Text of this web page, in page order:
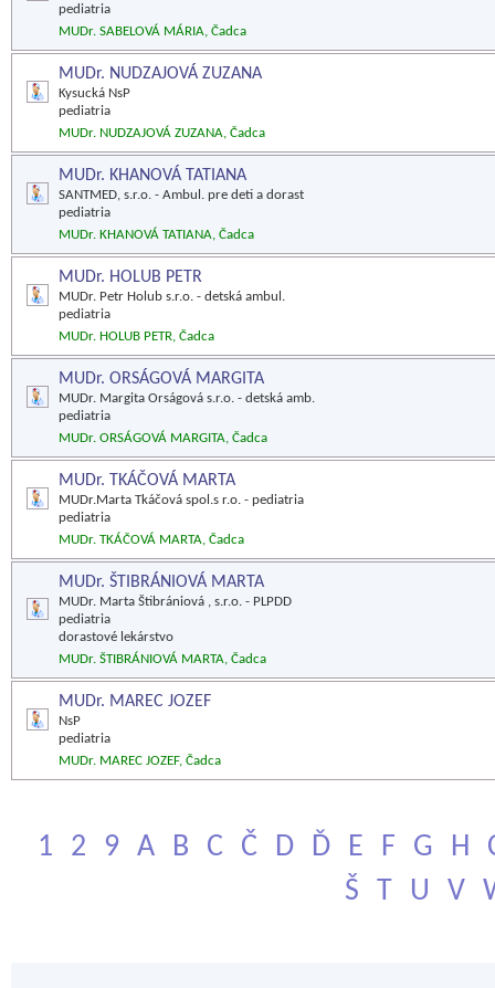
pediatria
MUDr. SABELOVÁ MÁRIA, Čadca
MUDr. NUDZAJOVÁ ZUZANA
Kysucká NsP
pediatria
MUDr. NUDZAJOVÁ ZUZANA, Čadca
MUDr. KHANOVÁ TATIANA
SANTMED, s.r.o. - Ambul. pre deti a dorast
pediatria
MUDr. KHANOVÁ TATIANA, Čadca
MUDr. HOLUB PETR
MUDr. Petr Holub s.r.o. - detská ambul.
pediatria
MUDr. HOLUB PETR, Čadca
MUDr. ORSÁGOVÁ MARGITA
MUDr. Margita Orságová s.r.o. - detská amb.
pediatria
MUDr. ORSÁGOVÁ MARGITA, Čadca
MUDr. TKÁČOVÁ MARTA
MUDr.Marta Tkáčová spol.s r.o. - pediatria
pediatria
MUDr. TKÁČOVÁ MARTA, Čadca
MUDr. ŠTIBRÁNIOVÁ MARTA
MUDr. Marta Štibrániová , s.r.o. - PLPDD
pediatria
dorastové lekárstvo
MUDr. ŠTIBRÁNIOVÁ MARTA, Čadca
MUDr. MAREC JOZEF
NsP
pediatria
MUDr. MAREC JOZEF, Čadca
1 2 9 A B C Č D Ď E F G H
Š
T U V